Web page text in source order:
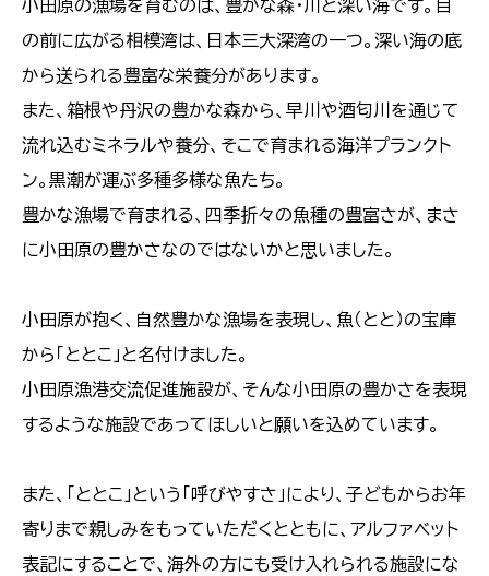
小田原の漁場を育むのは、豊かな森・川と深い海です。目
の前に広がる相模湾は、日本三大深湾の一つ。深い海の底
から送られる豊富な栄養分があります。
また、箱根や丹沢の豊かな森から、早川や酒匂川を通じて
流れ込むミネラルや養分、そこで育まれる海洋プランクト
ン。黒潮が運ぶ多種多様な魚たち。
豊かな漁場で育まれる、四季折々の魚種の豊富さが、まさ
に小田原の豊かさなのではないかと思いました。
小田原が抱く、自然豊かな漁場を表現し、魚（とと）の宝庫
から「ととこ」と名付けました。
小田原漁港交流促進施設が、そんな小田原の豊かさを表現
するような施設であってほしいと願いを込めています。
また、「ととこ」という「呼びやすさ」により、子どもからお年
寄りまで親しみをもっていただくとともに、アルファベット
表記にすることで、海外の方にも受け入れられる施設にな